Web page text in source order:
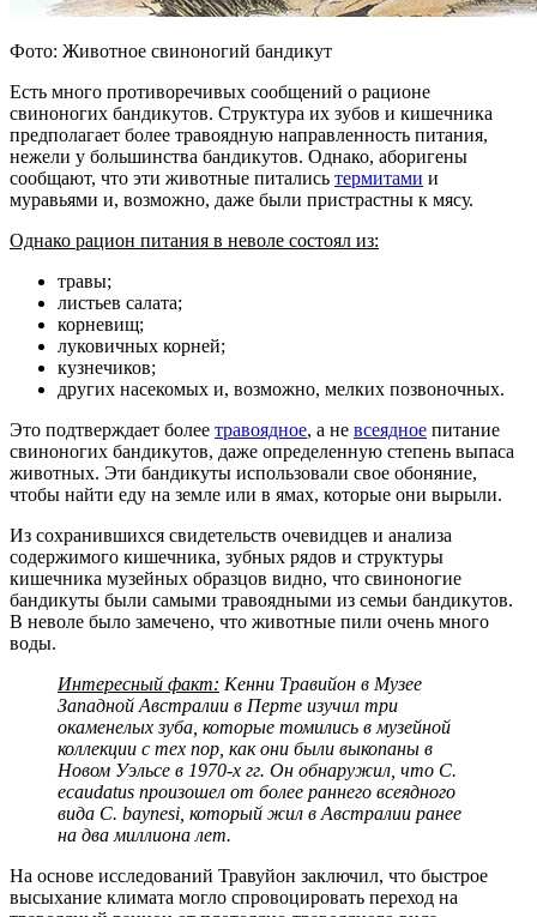
Фото: Животное свиноногий бандикут
Есть много противоречивых сообщений о рационе
свиноногих бандикутов. Структура их зубов и кишечника
предполагает более травоядную направленность питания,
нежели у большинства бандикутов. Однако, аборигены
сообщают, что эти животные питались термитами и
муравьями и, возможно, даже были пристрастны к мясу.
Однако рацион питания в неволе состоял из:
травы;
листьев салата;
корневищ;
луковичных корней;
кузнечиков;
других насекомых и, возможно, мелких позвоночных.
Это подтверждает более травоядное, а не всеядное питание
свиноногих бандикутов, даже определенную степень выпаса
животных. Эти бандикуты использовали свое обоняние,
чтобы найти еду на земле или в ямах, которые они вырыли.
Из сохранившихся свидетельств очевидцев и анализа
содержимого кишечника, зубных рядов и структуры
кишечника музейных образцов видно, что свиноногие
бандикуты были самыми травоядными из семьи бандикутов.
В неволе было замечено, что животные пили очень много
воды.
Интересный факт: Кенни Травийон в Музее
Западной Австралии в Перте изучил три
окаменелых зуба, которые томились в музейной
коллекции с тех пор, как они были выкопаны в
Новом Уэльсе в 1970-х гг. Он обнаружил, что C.
ecaudatus произошел от более раннего всеядного
вида C. baynesi, который жил в Австралии ранее
на два миллиона лет.
На основе исследований Травуйон заключил, что быстрое
высыхание климата могло спровоцировать переход на